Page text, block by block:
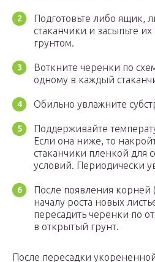
Подготовьте либо ящик,
стаканчики и засыпьте
грунтом.
Воткните черенки по
одному в каждый
Обильно увлажните
Поддерживайте
Если она ниже, то
стаканчики пленкой для
условий. Периодически
После появления корней
началу роста новых
пересадить черенки по
в открытый грунт.
После пересадки